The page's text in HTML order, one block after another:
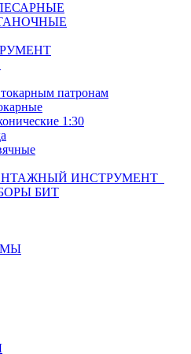
патронам
1:30
ИНСТРУМЕНТ
БИТ